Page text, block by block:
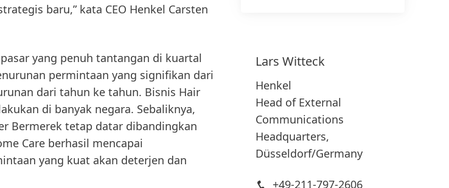
baru,” kata CEO Henkel Carsten
yang penuh tantangan di kuartal
permintaan yang signifikan dari
dari tahun ke tahun. Bisnis Hair
di banyak negara. Sebaliknya,
Bermerek tetap datar dibandingkan
Care berhasil mencapai
yang kuat akan deterjen dan
Lars Witteck
Henkel
Head of External
Communications
Headquarters,
Düsseldorf/Germany
+49-211-797-2606